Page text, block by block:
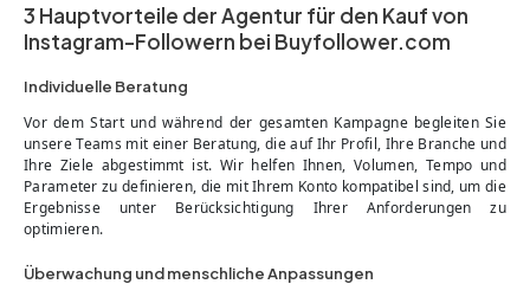
3 Hauptvorteile der Agentur für den Kauf von
Instagram-Followern bei Buyfollower.com
Individuelle Beratung
Vor dem Start und während der gesamten Kampagne begleiten Sie
unsere Teams mit einer Beratung, die auf Ihr Profil, Ihre Branche und
Ihre Ziele abgestimmt ist. Wir helfen Ihnen, Volumen, Tempo und
Parameter zu definieren, die mit Ihrem Konto kompatibel sind, um die
Ergebnisse unter Berücksichtigung Ihrer Anforderungen zu
optimieren.
Überwachung und menschliche Anpassungen